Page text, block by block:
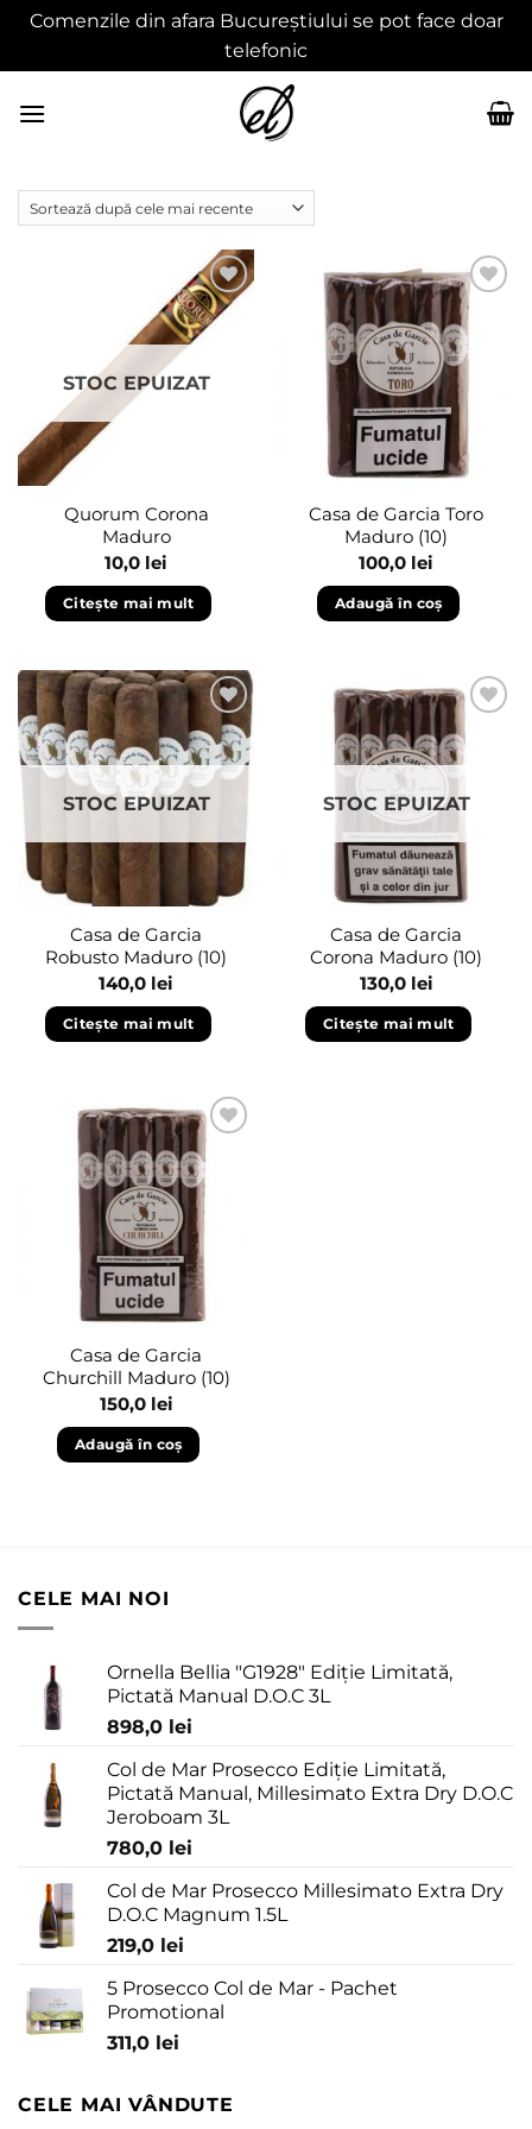
Comenzile din afara Bucureștiului se pot face doar
telefonic
Adaugă
în
wishlist
STOC EPUIZAT
Quorum Corona
Maduro
10,0 lei
Citește mai mult
Adaugă
în
wishlist
Casa de Garcia Toro
Maduro (10)
100,0 lei
Adaugă în coș
Adaugă
în
wishlist
STOC EPUIZAT
Casa de Garcia
Robusto Maduro (10)
140,0 lei
Citește mai mult
Adaugă
în
STOC EPUIZAT
Casa de Garcia
Corona Maduro (10)
130,0 lei
Citește mai mult
Adaugă
în
wishlist
Casa de Garcia
Churchill Maduro (10)
150,0 lei
Adaugă în coș
CELE MAI NOI
Ornella Bellia "G1928" Ediție Limitată,
Pictată Manual D.O.C 3L
898,0 lei
Col de Mar Prosecco Ediție Limitată,
Pictată Manual, Millesimato Extra Dry D.O.C
Jeroboam 3L
780,0 lei
Col de Mar Prosecco Millesimato Extra Dry
D.O.C Magnum 1.5L
219,0 lei
5 Prosecco Col de Mar - Pachet
Promotional
311,0 lei
CELE MAI VÂNDUTE